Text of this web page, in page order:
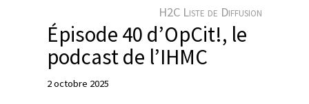
H2C Liste de Diffusion
Épisode 40 d’OpCit!, le
podcast de l’IHMC
2 octobre 2025